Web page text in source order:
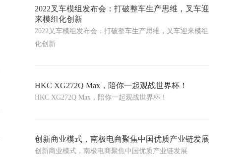
2022叉车模组发布会：打破整车生产思维，叉车迎
来模组化创新
2022叉车模组发布会：打破整车生产思维，叉车迎来模组
化创新
HKC XG272Q Max，陪你一起观战世界杯！
HKC XG272Q Max，陪你一起观战世界杯！
创新商业模式，南极电商聚焦中国优质产业链发展
创新商业模式，南极电商聚焦中国优质产业链发展